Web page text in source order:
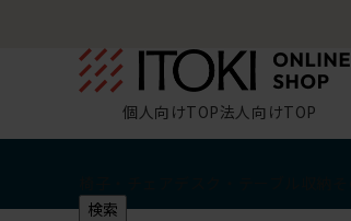
個人向けTOP法人向けTOP
検索